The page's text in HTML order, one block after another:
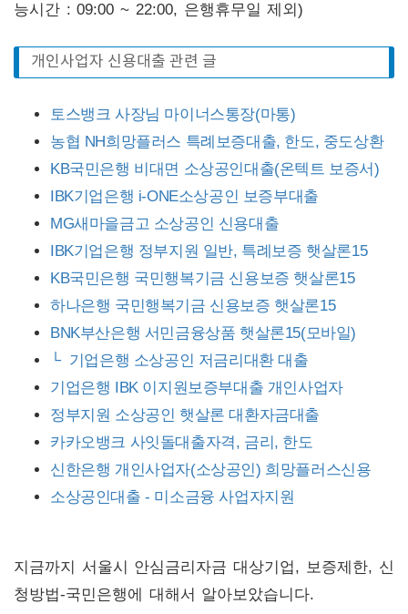
능시간 : 09:00 ~ 22:00, 은행휴무일 제외)
개인사업자 신용대출 관련 글
토스뱅크 사장님 마이너스통장(마통)
농협 NH희망플러스 특례보증대출, 한도, 중도상환
KB국민은행 비대면 소상공인대출(온텍트 보증서)
IBK기업은행 i-ONE소상공인 보증부대출
MG새마을금고 소상공인 신용대출
IBK기업은행 정부지원 일반, 특례보증 햇살론15
KB국민은행 국민행복기금 신용보증 햇살론15
하나은행 국민행복기금 신용보증 햇살론15
BNK부산은행 서민금융상품 햇살론15(모바일)
└ 기업은행 소상공인 저금리대환 대출
기업은행 IBK 이지원보증부대출 개인사업자
정부지원 소상공인 햇살론 대환자금대출
카카오뱅크 사잇돌대출자격, 금리, 한도
신한은행 개인사업자(소상공인) 희망플러스신용
소상공인대출 - 미소금융 사업자지원
지금까지 서울시 안심금리자금 대상기업, 보증제한, 신
청방법-국민은행에 대해서 알아보았습니다.